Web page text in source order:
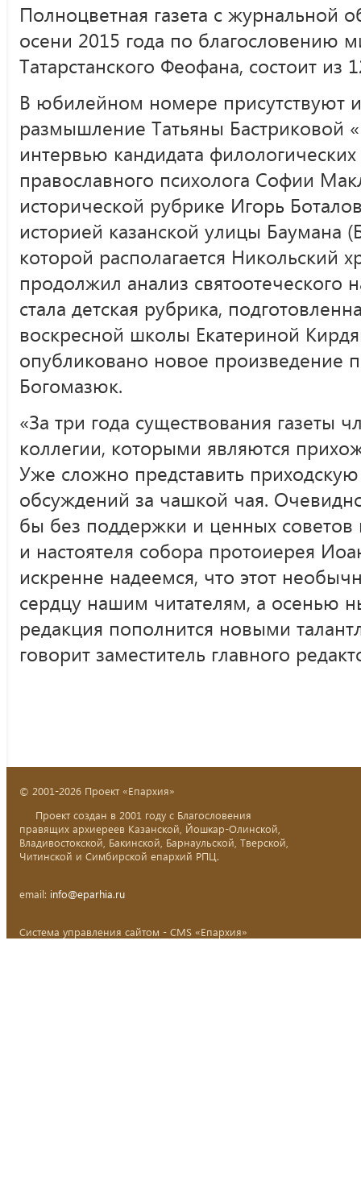
Полноцветная газета с журнальной
осени 2015 года по благословению
Татарстанского Феофана, состоит из
В юбилейном номере присутствуют
размышление Татьяны Бастриковой
интервью кандидата филологических
православного психолога Софии
исторической рубрике Игорь
историей казанской улицы
которой располагается Никольский
продолжил анализ святоотеческого
стала детская рубрика,
воскресной школы Екатериной
опубликовано новое произведение
Богомазюк.
«За три года существования газеты
коллегии, которыми являются
Уже сложно представить
обсуждений за чашкой чая.
бы без поддержки и ценных советов
и настоятеля собора протоиерея
искренне надеемся, что этот
сердцу нашим читателям, а осенью
редакция пополнится новыми
говорит заместитель главного
© 2001-2026 Проект «Епархия»
Проект создан в 2001 году с Благословения
правящих архиереев Казанской, Йошкар-Олинской,
Владивостокской, Бакинской, Барнаульской, Тверской,
Читинской и Симбирской епархий РПЦ.
email: info@eparhia.ru
Система управления сайтом - CMS «Епархия»